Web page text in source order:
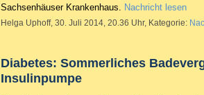
Sachsenhäuser Krankenhaus. Nachricht lesen
Helga Uphoff, 30. Juli 2014, 20.36 Uhr, Kategorie:
Diabetes: Sommerliches
Insulinpumpe